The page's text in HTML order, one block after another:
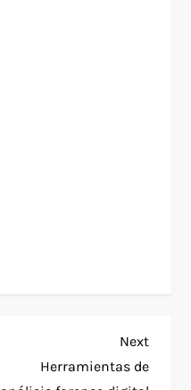
Next
Post
Next
Herramientas de